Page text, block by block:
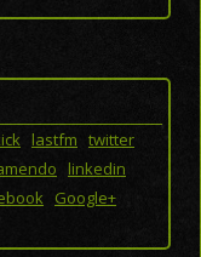
lastfm twitter
linkedin
Google+